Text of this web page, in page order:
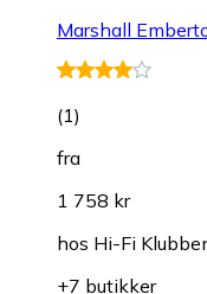
Marshall
(1)
fra
1 758 kr
hos Hi-Fi
+7 butikker